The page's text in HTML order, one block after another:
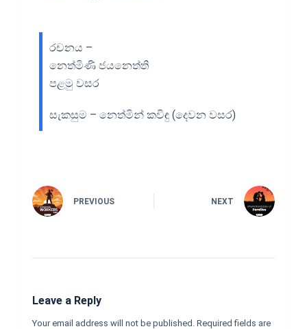
රචනය –
නෙත්මිණි ජයනෙත්ති
පළමු වසර
සැකසුම – නෙත්මින් කවිඳු (දෙවන වසර)
PREVIOUS NEXT
Leave a Reply
Your email address will not be published. Required fields are